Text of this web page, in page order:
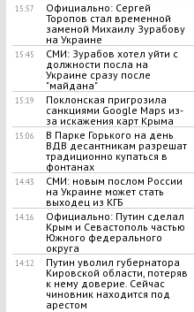
15:57
Официально: Сергей
Торопов стал временной
заменой Михаилу Зурабову
на Украине
15:45
СМИ: Зурабов хотел уйти с
должности посла на
Украине сразу после
"майдана"
15:19
Поклонская пригрозила
санкциями Google Maps из-
за искажения карт Крыма
15:06
В Парке Горького на день
ВДВ десантникам разрешат
традиционно купаться в
фонтанах
14:43
СМИ: новым послом России
на Украине может стать
выходец из КГБ
14:16
Официально: Путин сделал
Крым и Севастополь частью
Южного федерального
округа
14:12
Путин уволил губернатора
Кировской области, потеряв
к нему доверие. Сейчас
чиновник находится под
арестом